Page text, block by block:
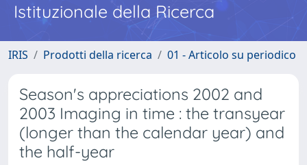
Istituzionale della Ricerca
IRIS Prodotti della ricerca 01 - Articolo su periodico
Season's appreciations 2002 and
2003 Imaging in time : the transyear
(longer than the calendar year) and
the half-year